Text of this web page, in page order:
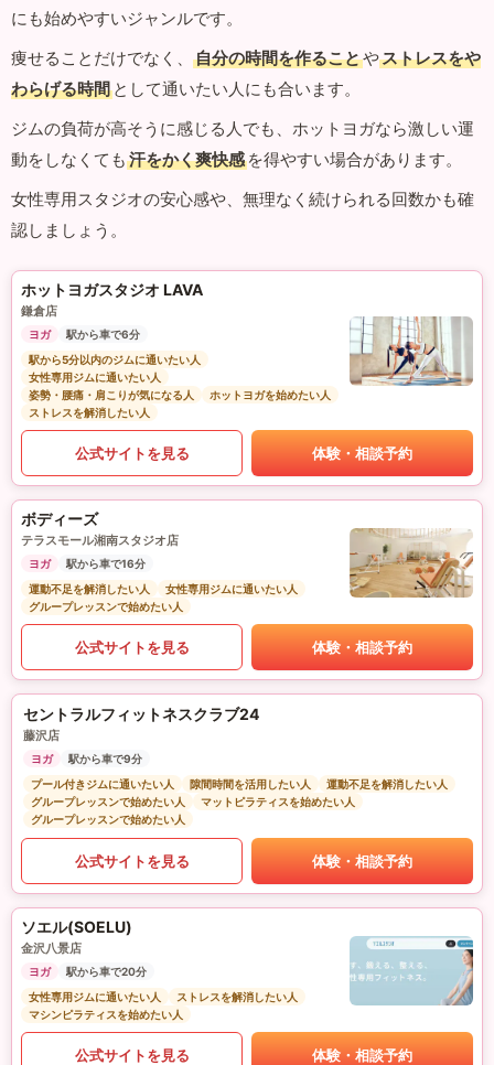
にも始めやすいジャンルです。
痩せることだけでなく、
自分の時間を作ることやストレスをや
わらげる時間 として通いたい人にも合います。
ジムの負荷が高そうに感じる人でも、ホットヨガなら激しい運
動をしなくても 汗をかく爽快感 を得やすい場合があります。
女性専用スタジオの安心感や、無理なく続けられる回数かも確
認しましょう。
ホットヨガスタジオ LAVA
鎌倉店
ヨガ
駅から車で6分
駅から5分以内のジムに通いたい人
女性専用ジムに通いたい人
姿勢・腰痛・肩こりが気になる人
ホットヨガを始めたい人
ストレスを解消したい人
公式サイトを見る 体験・相談予約
ボディーズ
テラスモール湘南スタジオ店
ヨガ
駅から車で16分
運動不足を解消したい人
女性専用ジムに通いたい人
グループレッスンで始めたい人
公式サイトを見る 体験・相談予約
セントラルフィットネスクラブ24
藤沢店
ヨガ
駅から車で9分
プール付きジムに通いたい人
隙間時間を活用したい人
運動不足を解消したい人
グループレッスンで始めたい人
マットピラティスを始めたい人
グループレッスンで始めたい人
公式サイトを見る 体験・相談予約
ソエル(SOELU)
金沢八景店
ヨガ
駅から車で20分
女性専用ジムに通いたい人
ストレスを解消したい人
マシンピラティスを始めたい人
公式サイトを見る 体験・相談予約